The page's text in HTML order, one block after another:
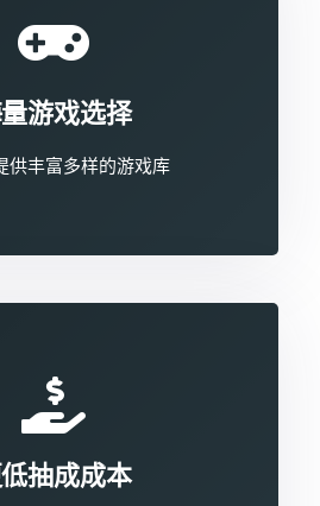
游戏选择
供丰富多样的游戏库
抽成成本